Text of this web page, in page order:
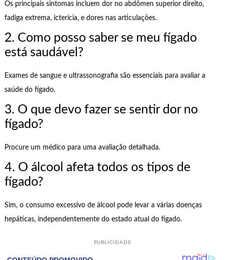
Os principais sintomas incluem dor no abdômen superior direito,
fadiga extrema, icterícia, e dores nas articulações.
2. Como posso saber se meu fígado
está saudável?
Exames de sangue e ultrassonografia são essenciais para avaliar a
saúde do fígado.
3. O que devo fazer se sentir dor no
fígado?
Procure um médico para uma avaliação detalhada.
4. O álcool afeta todos os tipos de
fígado?
Sim, o consumo excessivo de álcool pode levar a várias doenças
hepáticas, independentemente do estado atual do fígado.
PUBLICIDADE